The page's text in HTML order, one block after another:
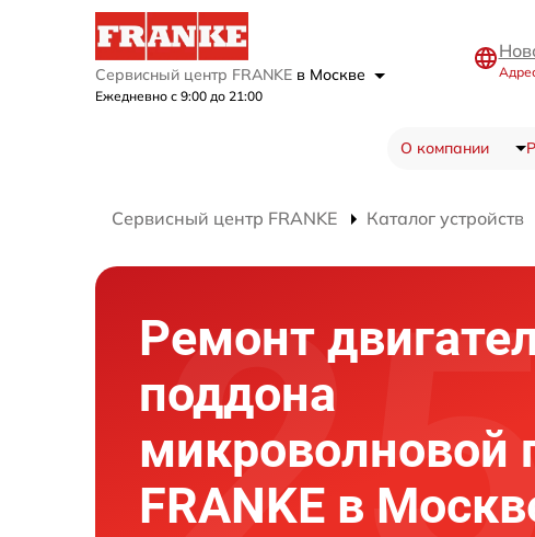
Сервисный центр FRANKE в Москве
Ежедневно с 9:00 до 21:00
О компании
Сервисный центр FRANKE Каталог устройств
Ремонт
поддона
микроволновой
FRANKE в